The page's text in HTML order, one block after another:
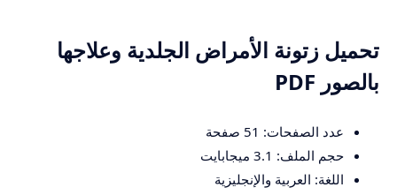
تحميل زتونة الأمراض الجلدية وعلاجها
بالصور PDF
عدد الصفحات: 51 صفحة
حجم الملف: 3.1 ميجابايت
اللغة: العربية والإنجليزية